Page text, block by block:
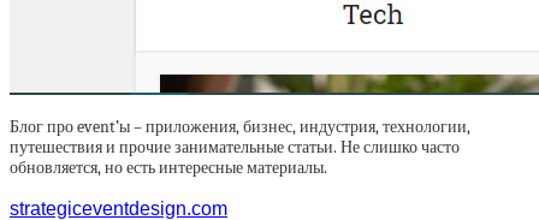
Блог про event’ы – приложения, бизнес, индустрия, технологии,
путешествия и прочие занимательные статьи. Не слишко часто
обновляется, но есть интересные материалы.
strategiceventdesign.com